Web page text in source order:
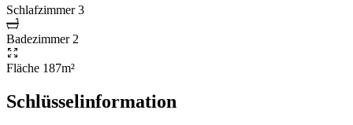
Schlafzimmer 3
Badezimmer 2
Fläche 187m²
Schlüsselinformation